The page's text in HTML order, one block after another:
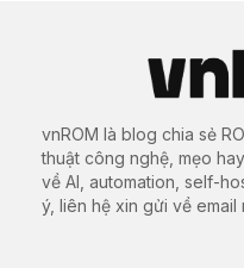
vnROM là blog chia sẻ
thuật công nghệ, mẹo
về AI, automation, self-
ý, liên hệ xin gửi về email